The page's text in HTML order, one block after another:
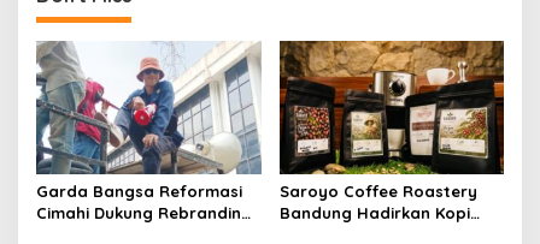
Garda Bangsa Reformasi
Cimahi Dukung Rebranding
Saroyo Coffee Roastery
Bandung Hadirkan Kopi